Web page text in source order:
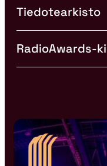
Tiedotearkisto
RadioAwards-